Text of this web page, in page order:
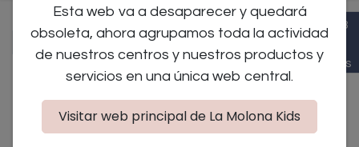
Manualidades × ×
De 3
años
No se encontraron eventos.
Esta web va a desaparecer y quedará
obsoleta, ahora agrupamos toda la actividad
de nuestros centros y nuestros productos y
servicios en una única web central.
Visitar web principal de La Molona Kids